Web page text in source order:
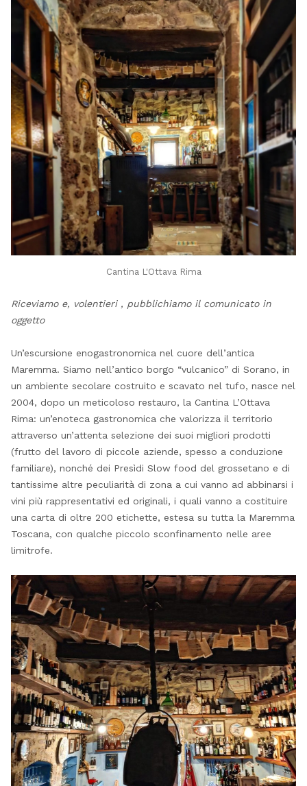
Cantina L'Ottava Rima
Riceviamo e, volentieri , pubblichiamo il comunicato in
oggetto
Un’escursione enogastronomica nel cuore dell’antica
Maremma. Siamo nell’antico borgo “vulcanico” di Sorano, in
un ambiente secolare costruito e scavato nel tufo, nasce nel
2004, dopo un meticoloso restauro, la Cantina L’Ottava
Rima: un’enoteca gastronomica che valorizza il territorio
attraverso un’attenta selezione dei suoi migliori prodotti
(frutto del lavoro di piccole aziende, spesso a conduzione
familiare), nonché dei Presìdi Slow food del grossetano e di
tantissime altre peculiarità di zona a cui vanno ad abbinarsi i
vini più rappresentativi ed originali, i quali vanno a costituire
una carta di oltre 200 etichette, estesa su tutta la Maremma
Toscana, con qualche piccolo sconfinamento nelle aree
limitrofe.